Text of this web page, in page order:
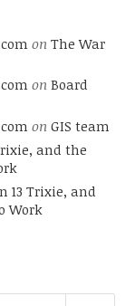
on The War
on Board
on GIS team
and the
13 Trixie, and
Work